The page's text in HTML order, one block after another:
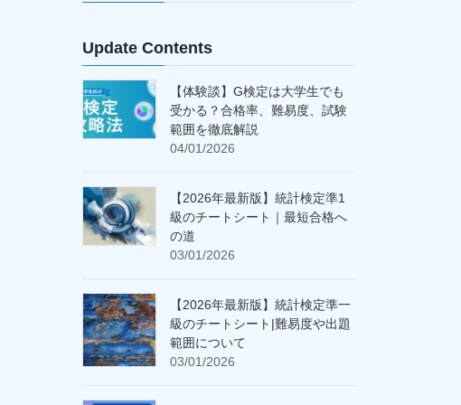
Update Contents
【体験談】G検定は大学生でも
受かる？合格率、難易度、試験
範囲を徹底解説
04/01/2026
【2026年最新版】統計検定準1
級のチートシート｜最短合格へ
の道
03/01/2026
【2026年最新版】統計検定準一
級のチートシート|難易度や出題
範囲について
03/01/2026